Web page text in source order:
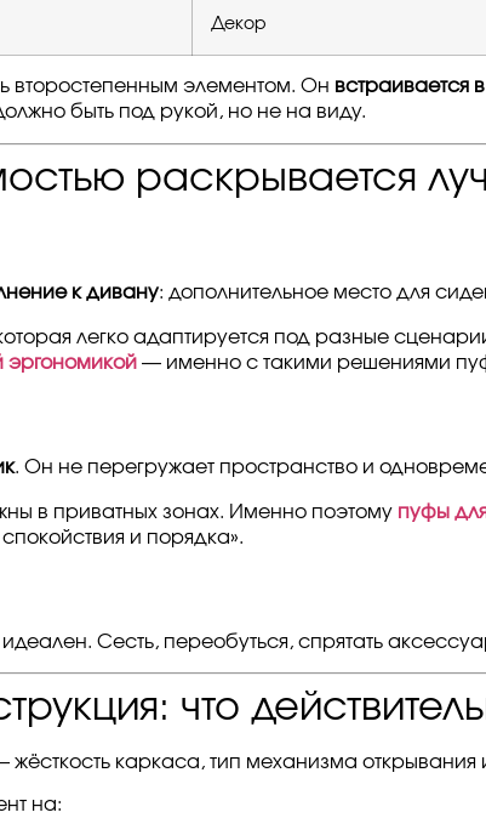
Декор
второстепенным элементом. Он встраивается
быть под рукой, но не на виду.
раскрывается
к дивану: дополнительное место для
легко адаптируется под разные
эргономикой — именно с такими решениями
. Он не перегружает пространство и
в приватных зонах. Именно поэтому пуфы
и порядка».
Сесть, переобуться, спрятать
что
каркаса, тип механизма открывания
на: